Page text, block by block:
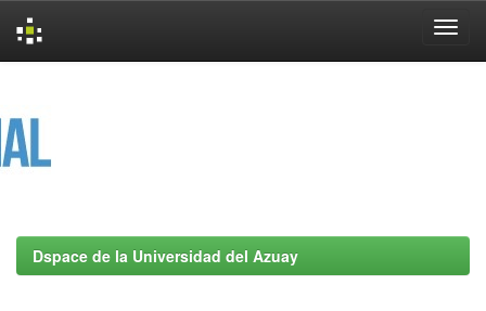
Dspace de la Universidad del Azuay